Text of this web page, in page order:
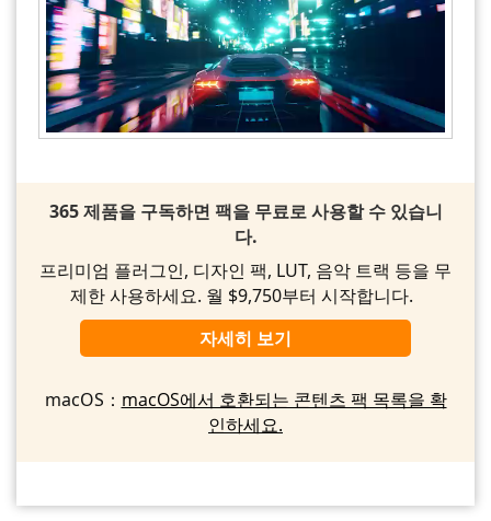
365 제품을 구독하면 팩을 무료로 사용할 수 있습니
다.
프리미엄 플러그인, 디자인 팩, LUT, 음악 트랙 등을 무
제한 사용하세요. 월 $9,750부터 시작합니다.
자세히 보기
macOS： macOS에서 호환되는 콘텐츠 팩 목록을 확
인하세요.